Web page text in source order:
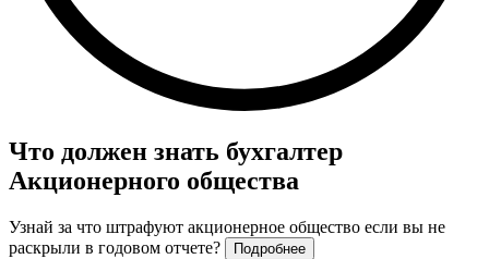
Что должен знать бухгалтер
Акционерного общества
Узнай за что штрафуют акционерное общество если вы не
раскрыли в годовом отчете?
Подробнее